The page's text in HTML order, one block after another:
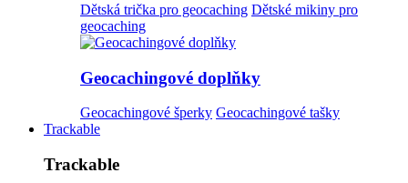
Dětská trička pro geocaching Dětské mikiny pro
geocaching
Geocachingové doplňky
Geocachingové šperky Geocachingové tašky
Trackable
Trackable